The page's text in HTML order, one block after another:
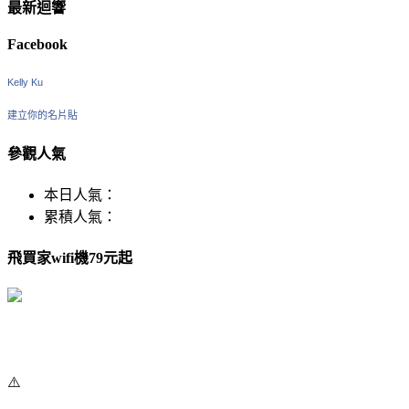
最新迴響
Facebook
Kelly Ku
建立你的名片貼
參觀人氣
本日人氣：
累積人氣：
飛買家wifi機79元起
⚠️